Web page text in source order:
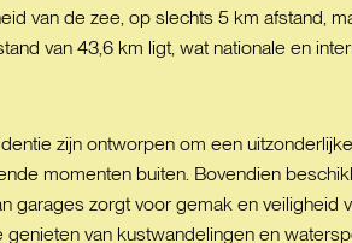
van de zee, op slechts 5 km afstand,
van 43,6 km ligt, wat nationale en
zijn ontworpen om een
momenten buiten. Bovendien
garages zorgt voor gemak en
van kustwandelingen en